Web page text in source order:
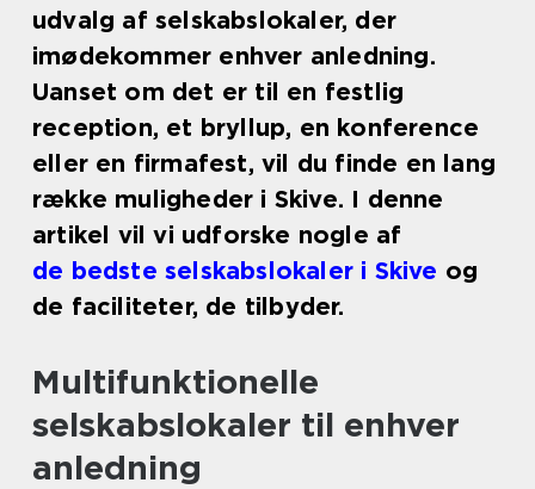
udvalg af selskabslokaler, der
imødekommer enhver anledning.
Uanset om det er til en festlig
reception, et bryllup, en konference
eller en firmafest, vil du finde en lang
række muligheder i Skive. I denne
artikel vil vi udforske nogle af
de bedste selskabslokaler i Skive og
de faciliteter, de tilbyder.
Multifunktionelle
selskabslokaler til enhver
anledning